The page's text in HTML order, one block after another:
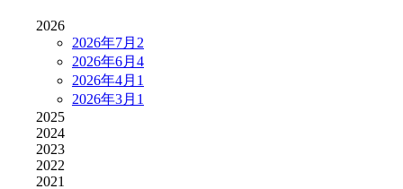
2026
2026年7月 2
2026年6月 4
2026年4月 1
2026年3月 1
2025
2024
2023
2022
2021